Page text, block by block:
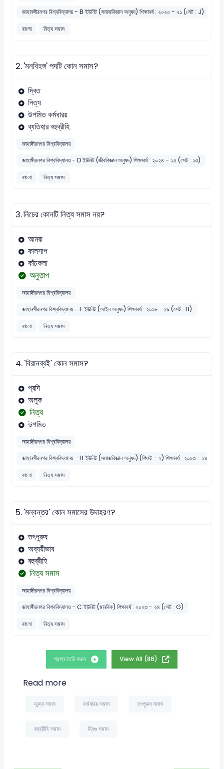
জাহানঙ্গীরনগর বিশ্ববিদ্যালয় - B ইউনিট (সমাজবিজ্ঞান অনুষদ) শিক্ষাবর্ষ : ২০২০ - ২১ (সেট : J)
বাংলা
নিত্য সমাস
2.'মনবিহঙ্গ' পদটি কোন সমাস?
দ্বিত
নিত্য
উপমিত কর্মধারয়
ব্যতিহার বহুব্রীহি
জাহাঙ্গীরনগর বিশ্ববিদ্যালয়
জাহাঙ্গীরনগর বিশ্ববিদ্যালয় - D ইউনিট (জীববিজ্ঞান অনুষদ) শিক্ষাবর্ষ : ২০২৪ - ২৫ (সেট : ১৩)
বাংলা
নিত্য সমাস
3.নিচের কোনটি নিত্য সমাস নয়?
আমরা
কালসাপ
কাঁচকলা
অনুতাপ
জাহাঙ্গীরনগর বিশ্ববিদ্যালয়
জাহানঙ্গীরনগর বিশ্ববিদ্যালয় - F ইউনিট (আইন অনুষদ) শিক্ষাবর্ষ : ২০১৮ - ১৯ (সেট : B)
বাংলা
নিত্য সমাস
4.'বিরানব্বই' কোন সমাস?
প্রদি
অলুক
নিত্য
উপমিত
জাহাঙ্গীরনগর বিশ্ববিদ্যালয়
জাহানঙ্গীরনগর বিশ্ববিদ্যালয় - B ইউনিট (সমাজবিজ্ঞান অনুষদ) (শিফট - ২) শিক্ষাবর্ষ : ২০১৩ - ১৪ (সেট
বাংলা
নিত্য সমাস
5.'মন্বন্তর' কোন সমাসের উদাহরণ?
তৎপুরুষ
অব্যয়ীভাব
বহুব্রীহি
নিত্য সমাস
জাহাঙ্গীরনগর বিশ্ববিদ্যালয়
জাহাঙ্গীরনগর বিশ্ববিদ্যালয় - C ইউনিট (মানবিক) শিক্ষাবর্ষ : ২০২৩ - ২৪ (সেট : G)
বাংলা
নিত্য সমাস
প্রশ্ন তৈরি করুন View All (86)
Read more
দ্বন্দ্ব সমাস কর্মধারয় সমাস তৎপুরুষ সমাস
বহুব্রীহি সমাস দ্বিগু সমাস